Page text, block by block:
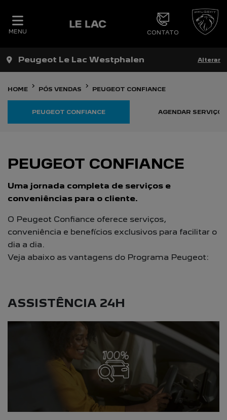
MENU CONTATO
Peugeot Le Lac Westphalen Alterar
HOME PÓS VENDAS PEUGEOT CONFIANCE
PEUGEOT CONFIANCE AGENDAR SERVIÇOS
PEUGEOT CONFIANCE
Uma jornada completa de serviços e
conveniências para o cliente.
O Peugeot Confiance oferece serviços,
conveniência e benefícios exclusivos para facilitar o
dia a dia.
Veja abaixo as vantagens do Programa Peugeot:
ASSISTÊNCIA 24H